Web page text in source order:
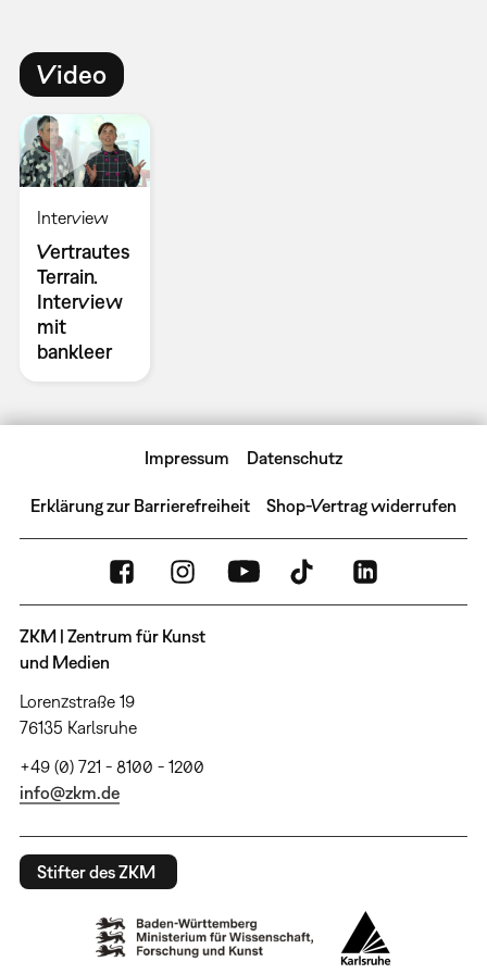
Video
Interview
Vertrautes
Terrain.
Interview
mit
bankleer
Impressum Datenschutz
Erklärung zur Barrierefreiheit Shop-Vertrag widerrufen
ZKM | Zentrum für Kunst
und Medien
Lorenzstraße 19
76135 Karlsruhe
+49 (0) 721 - 8100 - 1200
info@zkm.de
Stifter des ZKM